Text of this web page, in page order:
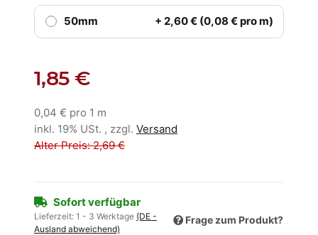
50mm + 2,60 € (0,08 € pro m)
1,85 €
0,04 € pro 1 m
inkl. 19% USt. , zzgl. Versand
Alter Preis: 2,69 €
Sofort verfügbar
Lieferzeit: 1 - 3 Werktage (DE -
Ausland abweichend)
Frage zum Produkt?